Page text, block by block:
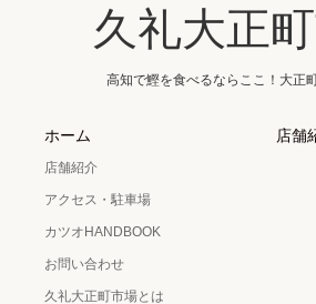
久礼大正
高知で鰹を食べるならここ！大正
ホーム
店舗紹介
アクセス・駐車場
カツオHANDBOOK
お問い合わせ
久礼大正町市場とは
店舗